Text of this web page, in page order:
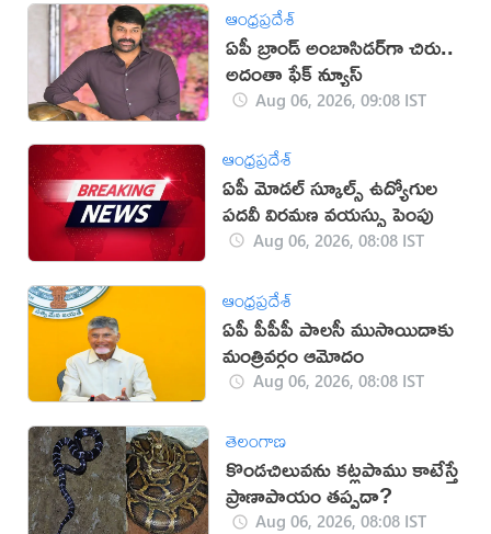
ఆంధ్రప్రదేశ్
ఏపీ బ్రాండ్‌ అంబాసిడర్‌గా చిరు..
అదంతా ఫేక్‌ న్యూస్‌
Aug 06, 2026, 09:08 IST
ఆంధ్రప్రదేశ్
ఏపీ మోడల్ స్కూల్స్ ఉద్యోగుల
పదవీ విరమణ వయస్సు పెంపు
Aug 06, 2026, 08:08 IST
ఆంధ్రప్రదేశ్
ఏపీ పీపీపీ పాలసీ ముసాయిదాకు
మంత్రివర్గం ఆమోదం
Aug 06, 2026, 08:08 IST
తెలంగాణ
కొండచిలువను కట్లపాము కాటేస్తే
ప్రాణాపాయం తప్పదా?
Aug 06, 2026, 08:08 IST